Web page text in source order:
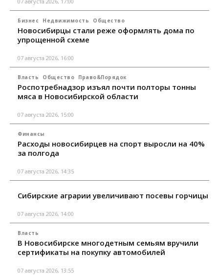
Бизнес Недвижимость Общество
Новосибирцы стали реже оформлять дома по
упрощенной схеме
07 августа 2026, 16:00
Власть Общество Право&Порядок
Роспотребнадзор изъял почти полторы тонны
мяса в Новосибирской области
07 августа 2026, 15:00
Финансы
Расходы новосибирцев на спорт выросли на 40%
за полгода
07 августа 2026, 14:35
Сибирские аграрии увеличивают посевы горчицы
07 августа 2026, 14:00
Власть
В Новосибирске многодетным семьям вручили
сертификаты на покупку автомобилей
07 августа 2026, 13:55